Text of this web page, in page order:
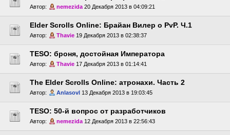
Автор: nemezida 20 Декабря 2013 в 04:09:21
Elder Scrolls Online: Брайан Вилер о PvP. Ч.1
Автор: Thavie 19 Декабря 2013 в 02:38:37
TESO: броня, достойная Императора
Автор: Thavie 17 Декабря 2013 в 01:14:41
The Elder Scrolls Online: атронахи. Часть 2
Автор: Anlasovl 13 Декабря 2013 в 19:03:45
TESO: 50-й вопрос от разработчиков
Автор: nemezida 12 Декабря 2013 в 22:56:43